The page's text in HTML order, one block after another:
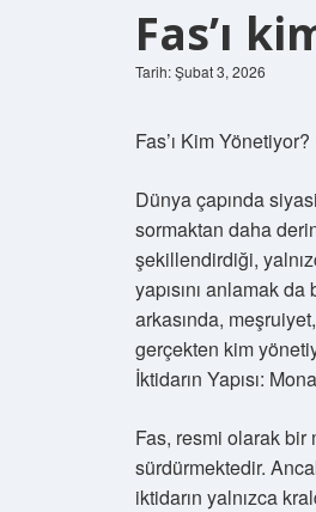
Fas’ı
Tarih: Şubat 3, 2026
Fas’ı Kim
Dünya çapında
sormaktan daha
şekillendirdiği,
yapısını anlamak
arkasında,
gerçekten kim
İktidarın Yapısı:
Fas, resmi olarak bir
sürdürmektedir.
iktidarın yalnızca